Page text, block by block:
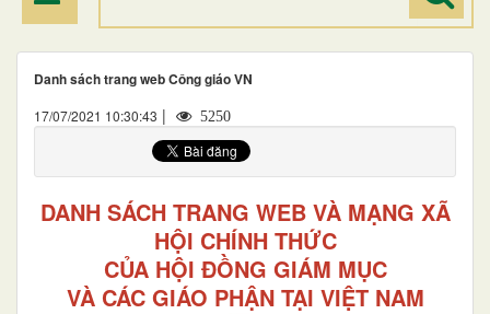
Danh sách trang web Công giáo VN
17/07/2021 10:30:43 | 5250
DANH SÁCH TRANG WEB VÀ MẠNG XÃ
HỘI CHÍNH THỨC
CỦA HỘI ĐỒNG GIÁM MỤC
VÀ CÁC GIÁO PHẬN TẠI VIỆT NAM